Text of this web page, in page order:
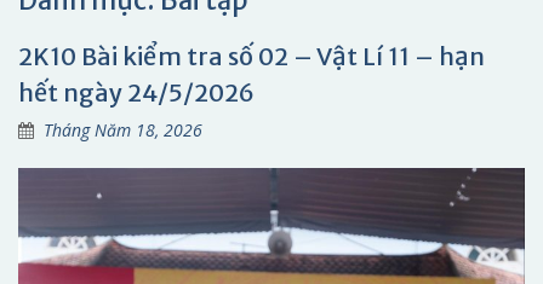
2K10 Bài kiểm tra số 02 – Vật Lí 11 – hạn
hết ngày 24/5/2026
Tháng Năm 18, 2026